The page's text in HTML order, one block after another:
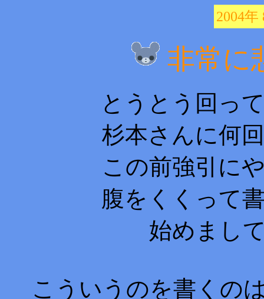
2004年
非常
とうとう回っ
杉本さんに何
この前強引に
腹をくくって
始めまし
こういうのを書くの